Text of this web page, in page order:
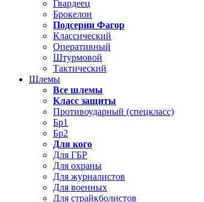
Гвардеец
Брокелон
Подсерии Фагор
Классический
Оперативный
Штурмовой
Тактический
Шлемы
Все шлемы
Класс защиты
Противоударный (спецкласс)
Бр1
Бр2
Для кого
Для ГБР
Для охраны
Для журналистов
Для военных
Для страйкболистов